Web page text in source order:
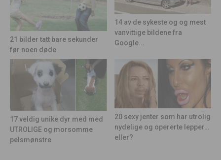
21 bilder tatt bare sekunder
før noen døde
14 av de sykeste og og mest
vanvittige bildene fra
Google...
17 veldig unike dyr med med
UTROLIGE og morsomme
pelsmønstre
20 sexy jenter som har utrolig
nydelige og opererte lepper…
eller?